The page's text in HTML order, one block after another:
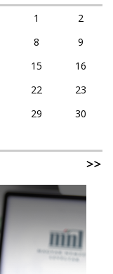
1
2
8
9
15
16
22
23
29
30